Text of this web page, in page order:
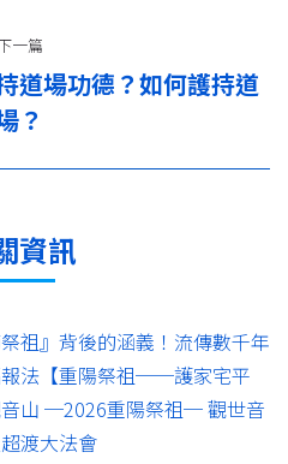
一篇
下
一
篇：
道場功德？如何護持道
？
資訊
祭祖』背後的涵義！流傳數千年
法【重陽祭祖──護家宅平
山 ─2026重陽祭祖─ 觀世音
渡大法會